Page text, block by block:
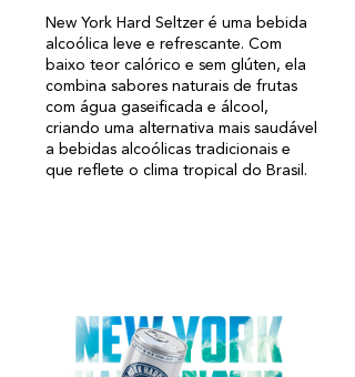
New York Hard Seltzer é uma bebida
alcoólica leve e refrescante. Com
baixo teor calórico e sem glúten, ela
combina sabores naturais de frutas
com água gaseificada e álcool,
criando uma alternativa mais saudável
a bebidas alcoólicas tradicionais e
que reflete o clima tropical do Brasil.